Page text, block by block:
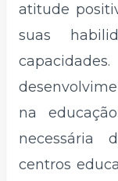
atitude
suas
na
necessária
centros